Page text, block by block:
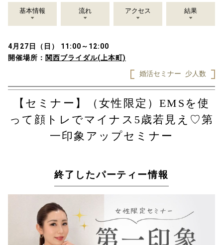
基本情報 流れ アクセス 結果
4月27日（日） 11:00～12:00
開催場所： 関西ブライダル(上本町)
婚活セミナー
少人数
【セミナー】（女性限定）EMSを使
って顔トレでマイナス5歳若見え♡第
一印象アップセミナー
終了したパーティー情報